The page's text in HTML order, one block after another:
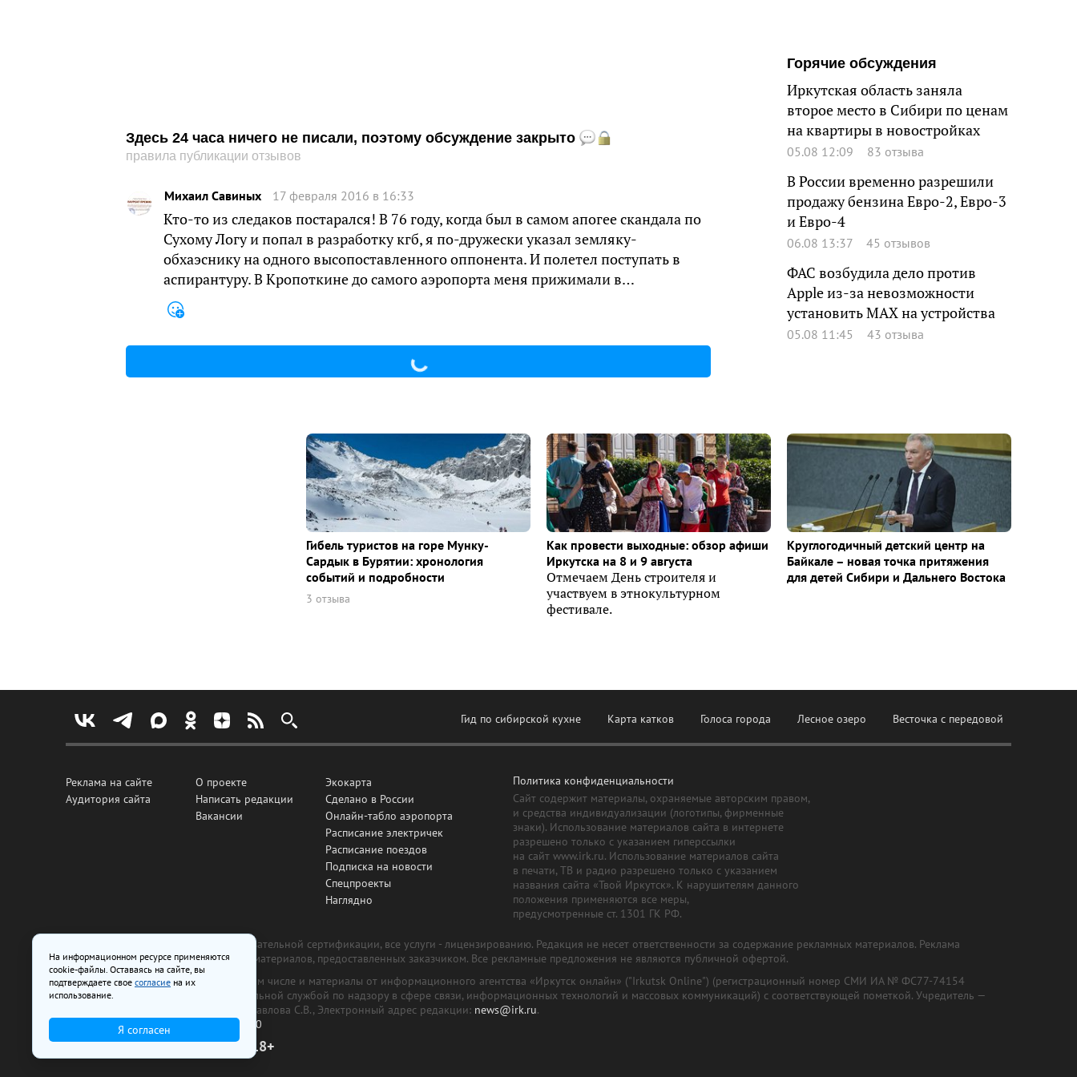
Здесь 24 часа ничего не писали, поэтому обсуждение закрыто
правила публикации отзывов
Михаил Савиных 17 февраля 2016 в 16:33
Кто-то из следаков постарался! В 76 году, когда был в самом апогее скандала по
Сухому Логу и попал в разработку кгб, я по-дружески указал земляку-
обхаэснику на одного высопоставленного оппонента. И полетел поступать в
аспирантуру. В Кропоткине до самого аэропорта меня прижимали в…
Горячие обсуждения
Иркутская область заняла
второе место в Сибири по ценам
на квартиры в новостройках
05.08 12:09 83 отзыва
В России временно разрешили
продажу бензина Евро-2, Евро-3
и Евро-4
06.08 13:37 45 отзывов
ФАС возбудила дело против
Apple из-за невозможности
установить MAX на устройства
05.08 11:45 43 отзыва
Гибель туристов на горе Мунку-
Сардык в Бурятии: хронология
событий и подробности
3 отзыва
Как провести выходные: обзор афиши
Иркутска на 8 и 9 августа
Отмечаем День строителя и
участвуем в этнокультурном
фестивале.
Круглогодичный детский центр на
Байкале – новая точка притяжения
для детей Сибири и Дальнего Востока
Гид по сибирской кухне Карта катков Голоса города Лесное озеро Весточка с передовой
Реклама на сайте
Аудитория сайта
О проекте
Написать редакции
Вакансии
Экокарта
Сделано в России
Онлайн-табло аэропорта
Расписание электричек
Расписание поездов
Подписка на новости
Спецпроекты
Наглядно
Политика конфиденциальности
Сайт содержит материалы, охраняемые авторским правом,
и средства индивидуализации (логотипы, фирменные
знаки). Использование материалов сайта в интернете
разрешено только с указанием гиперссылки
на сайт www.irk.ru. Использование материалов сайта
в печати, ТВ и радио разрешено только с указанием
названия сайта «Твой Иркутск». К нарушителям данного
положения применяются все меры,
предусмотренные ст. 1301 ГК РФ.
Все рекламные товары подлежат обязательной сертификации, все услуги - лицензированию. Редакция не несет ответственности за содержание рекламных материалов. Реклама
изготовлена и размещена на основе материалов, предоставленных заказчиком. Все рекламные предложения не являются публичной офертой.
На сайте www.irk.ru размещаются в том числе и материалы от информационного агентства «Иркутск онлайн» ("Irkutsk Online") (регистрационный номер СМИ ИА № ФС77-74154
от 29 октября 2018 г., выдан Федеральной службой по надзору в сфере связи, информационных технологий и массовых коммуникаций) с соответствующей пометкой. Учредитель —
ООО «Ирк.ру». Главный редактор — Павлова С.В., Электронный адрес редакции: news@irk.ru.
Телефон редакции:
+7 (3952) 48-88-50
18+
На информационном ресурсе применяются
cookie-файлы. Оставаясь на сайте, вы
подтверждаете свое согласие на их
использование.
Я согласен